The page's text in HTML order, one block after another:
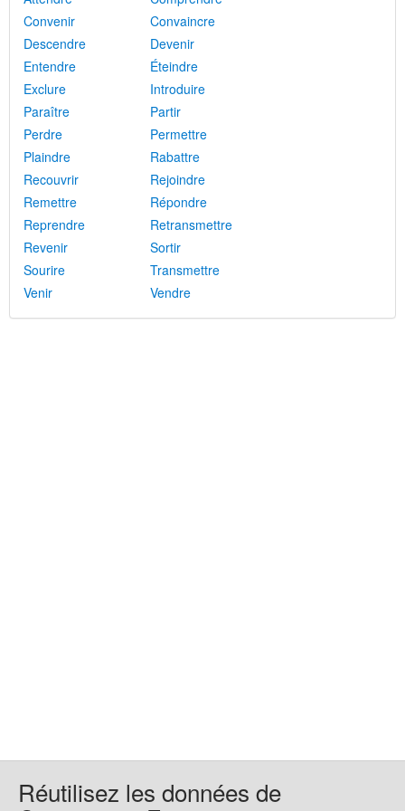
Convenir
Convaincre
Descendre
Devenir
Entendre
Éteindre
Exclure
Introduire
Paraître
Partir
Perdre
Permettre
Plaindre
Rabattre
Recouvrir
Rejoindre
Remettre
Répondre
Reprendre
Retransmettre
Revenir
Sortir
Sourire
Transmettre
Venir
Vendre
Réutilisez les données de